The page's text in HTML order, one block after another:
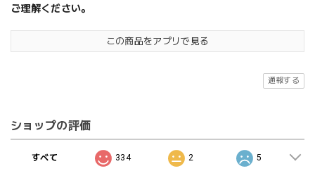
ご理解ください。
この商品をアプリで見る
通報する
ショップの評価
すべて 334 2 5